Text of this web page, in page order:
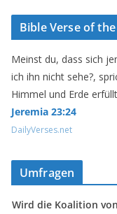
Bible Verse of
Meinst du, dass sich
ich ihn nicht sehe?,
Himmel und Erde
Jeremia 23:24
DailyVerses.net
Umfragen
Wird die Koalition